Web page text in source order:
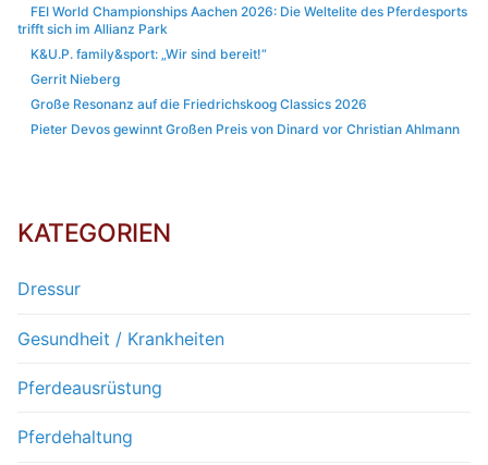
FEI World Championships Aachen 2026: Die Weltelite des Pferdesports
trifft sich im Allianz Park
K&U.P. family&sport: „Wir sind bereit!“
Gerrit Nieberg
Große Resonanz auf die Friedrichskoog Classics 2026
Pieter Devos gewinnt Großen Preis von Dinard vor Christian Ahlmann
KATEGORIEN
Dressur
Gesundheit / Krankheiten
Pferdeausrüstung
Pferdehaltung